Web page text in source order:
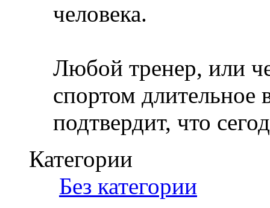
человека.
Любой тренер, или
спортом длительное
подтвердит, что
Категории
Без категории